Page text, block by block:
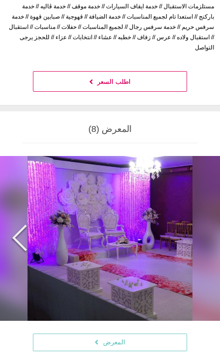
مستلزمات الاستقبال // خدمة ايقاف السيارات // خدمة موقف // خدمة ڤاليه // خدمة
باركنج // استعدا تام لجميع المناسبات // خدمة الضيافة // قهوجية // صبابين قهوة // خدمة
سرفس حريم // خدمة سرفس رجال // لجميع المناسبات // حفلات // مناسبات // استقبال
// استقبال ولاده // عرس // زفاف // خطبه // عشاء // انتخابات // عزاء // للحجز يرجى
التواصل
اطلب السعر
المعرض (8)
المعرض